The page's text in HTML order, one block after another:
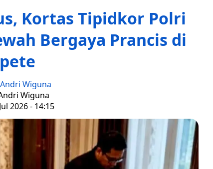
Kortas Tipidkor Polri
Bergaya Prancis di
Andri Wiguna
Wiguna
2026 - 14:15